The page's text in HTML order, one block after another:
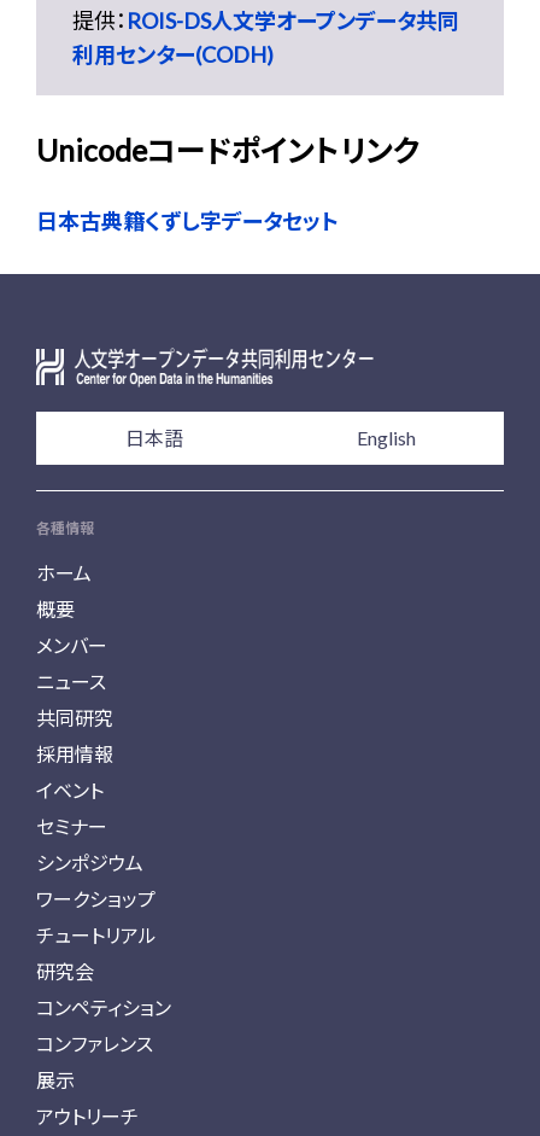
提供： ROIS-DS人文学オープンデータ共同
利用センター(CODH)
Unicodeコードポイントリンク
日本古典籍くずし字データセット
日本語 English
各種情報
ホーム
概要
メンバー
ニュース
共同研究
採用情報
イベント
セミナー
シンポジウム
ワークショップ
チュートリアル
研究会
コンペティション
コンファレンス
展示
アウトリーチ